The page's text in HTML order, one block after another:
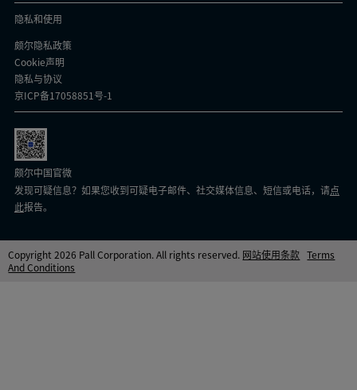
隐私和使用
颇尔隐私政策
Cookie声明
隐私与协议
京ICP备17058851号-1
颇尔中国官微
发现可疑信息？如果您收到可疑电子邮件、社交媒体信息、短信或电话，请点
此报告。
Copyright 2026 Pall Corporation. All rights reserved. 网站使用条款 Terms
And Conditions